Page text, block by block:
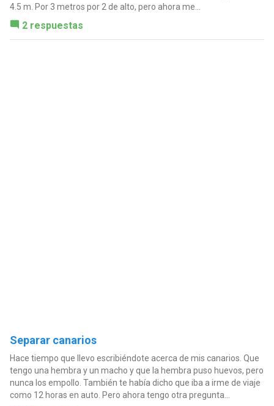
4.5 m. Por 3 metros por 2 de alto, pero ahora me...
2 respuestas
Separar canarios
Hace tiempo que llevo escribiéndote acerca de mis canarios. Que
tengo una hembra y un macho y que la hembra puso huevos, pero
nunca los empollo. También te había dicho que iba a irme de viaje
como 12 horas en auto. Pero ahora tengo otra pregunta...